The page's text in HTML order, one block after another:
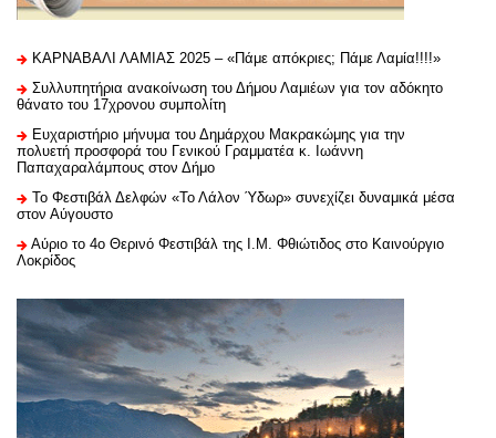
ΚΑΡΝΑΒΑΛΙ ΛΑΜΙΑΣ 2025 – «Πάμε απόκριες; Πάμε Λαμία!!!!»
Συλλυπητήρια ανακοίνωση του Δήμου Λαμιέων για τον αδόκητο
θάνατο του 17χρονου συμπολίτη
Ευχαριστήριo μήνυμα του Δημάρχου Μακρακώμης για την
πολυετή προσφορά του Γενικού Γραμματέα κ. Ιωάννη
Παπαχαραλάμπους στον Δήμο
Το Φεστιβάλ Δελφών «Το Λάλον Ύδωρ» συνεχίζει δυναμικά μέσα
στον Αύγουστο
Αύριο το 4ο Θερινό Φεστιβάλ της Ι.Μ. Φθιώτιδος στο Καινούργιο
Λοκρίδος